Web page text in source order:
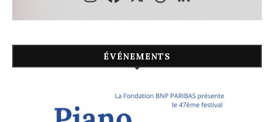
ÉVÉNEMENTS